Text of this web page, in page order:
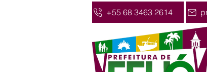
+55 68 3463 2614